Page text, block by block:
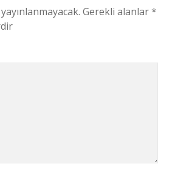
Gerekli alanlar*